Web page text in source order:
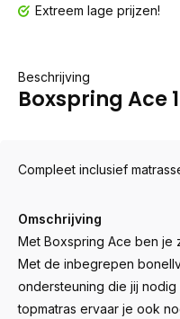
Extreem lage prijzen!
Beschrijving
Boxspring Ace
Compleet inclusief
Omschrijving
Met Boxspring Ace ben je
Met de inbegrepen
ondersteuning die jij nodig
topmatras ervaar je ook